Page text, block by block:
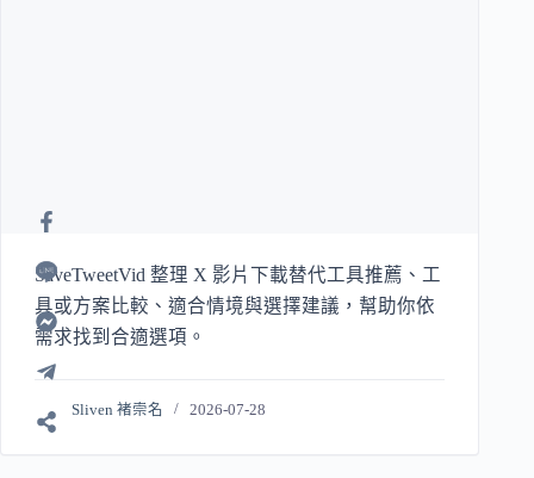
SaveTweetVid 整理 X 影片下載替代工具推薦、工
具或方案比較、適合情境與選擇建議，幫助你依
需求找到合適選項。
Sliven 褚崇名 2026-07-28